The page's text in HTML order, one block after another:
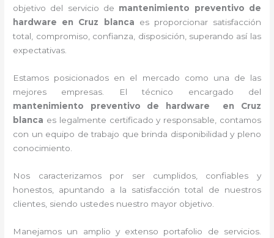
objetivo del servicio de mantenimiento preventivo de
hardware en Cruz blanca es proporcionar satisfacción
total, compromiso, confianza, disposición, superando así las
expectativas.
Estamos posicionados en el mercado como una de las
mejores empresas. El técnico encargado del
mantenimiento preventivo de hardware en Cruz
blanca es legalmente certificado y responsable, contamos
con un equipo de trabajo que brinda disponibilidad y pleno
conocimiento.
Nos caracterizamos por ser cumplidos, confiables y
honestos, apuntando a la satisfacción total de nuestros
clientes, siendo ustedes nuestro mayor objetivo.
Manejamos un amplio y extenso portafolio de servicios.